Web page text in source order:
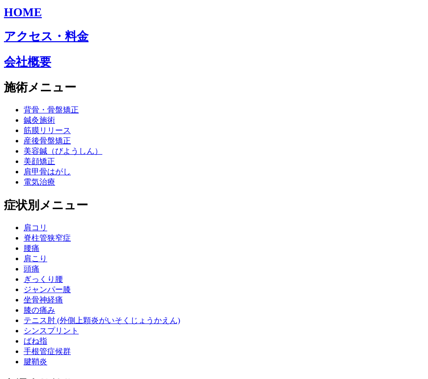
HOME
アクセス・料金
会社概要
施術メニュー
背骨・骨盤矯正
鍼灸施術
筋膜リリース
産後骨盤矯正
美容鍼（びようしん）
美顔矯正
肩甲骨はがし
電気治療
症状別メニュー
肩コリ
脊柱管狭窄症
腰痛
肩こり
頭痛
ぎっくり腰
ジャンパー膝
坐骨神経痛
膝の痛み
テニス肘 (外側上顆炎がいそくじょうかえん)
シンスプリント
ばね指
手根管症候群
腱鞘炎